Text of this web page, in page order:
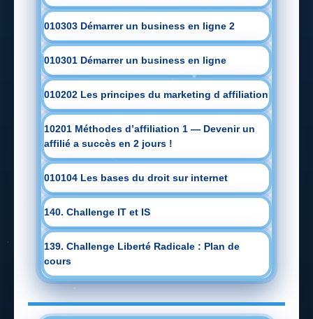
010303 Démarrer un business en ligne 2
010301 Démarrer un business en ligne
010202 Les principes du marketing d affiliation
10201 Méthodes d’affiliation 1 — Devenir un
affilié a succès en 2 jours !
010104 Les bases du droit sur internet
140. Challenge IT et IS
139. Challenge Liberté Radicale : Plan de
cours